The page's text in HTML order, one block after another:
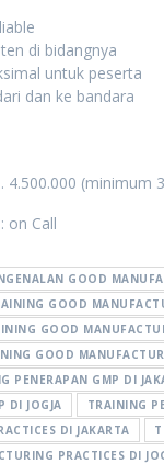
di bidangnya
untuk peserta
dan ke bandara
4.500.000 (minimum
on Call
GOOD
GOOD
GOOD
GOOD
PENERAPAN GMP DI
DI JOGJA
TRAINING
DI JAKARTA
PRACTICES DI